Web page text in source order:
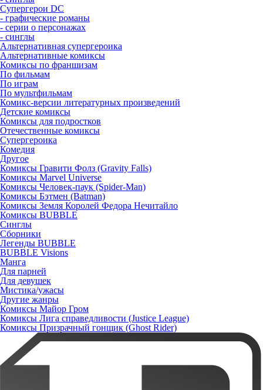
Супергерои DC
- графические романы
- серии о персонажах
- синглы
Альтернативная супергероика
Альтернативные комиксы
Комиксы по франшизам
По фильмам
По играм
По мультфильмам
Комикс-версии литературных произведений
Детские комиксы
Комиксы для подростков
Отечественные комиксы
Супергероика
Комедия
Другое
Комиксы Гравити Фолз (Gravity Falls)
Комиксы Marvel Universe
Комиксы Человек-паук (Spider-Man)
Комиксы Бэтмен (Batman)
Комиксы Земля Королей Федора Нечитайло
Комиксы BUBBLE
Синглы
Сборники
Легенды BUBBLE
BUBBLE Visions
Манга
Для парней
Для девушек
Мистика/ужасы
Другие жанры
Комиксы Майор Гром
Комиксы Лига справедливости (Justice League)
Комиксы Призрачный гонщик (Ghost Rider)